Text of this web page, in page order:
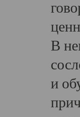
В
и